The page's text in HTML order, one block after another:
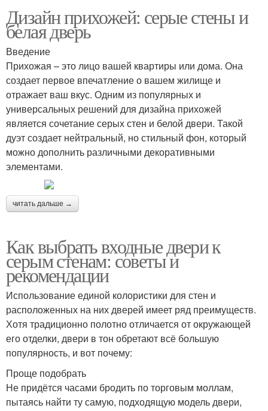
Дизайн прихожей: серые стены и
белая дверь
Введение
Прихожая – это лицо вашей квартиры или дома. Она
создает первое впечатление о вашем жилище и
отражает ваш вкус. Одним из популярных и
универсальных решений для дизайна прихожей
является сочетание серых стен и белой двери. Такой
дуэт создает нейтральный, но стильный фон, который
можно дополнить различными декоративными
элементами.
читать дальше →
Как выбрать входные двери к
серым стенам: советы и
рекомендации
Использование единой колористики для стен и
расположенных на них дверей имеет ряд преимуществ.
Хотя традиционно полотно отличается от окружающей
его отделки, двери в тон обретают всё большую
популярность, и вот почему:
Проще подобрать
Не придётся часами бродить по торговым моллам,
пытаясь найти ту самую, подходящую модель двери,